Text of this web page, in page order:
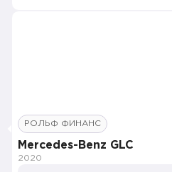
РОЛЬФ ФИНАНС
Mercedes-Benz GLC
2020